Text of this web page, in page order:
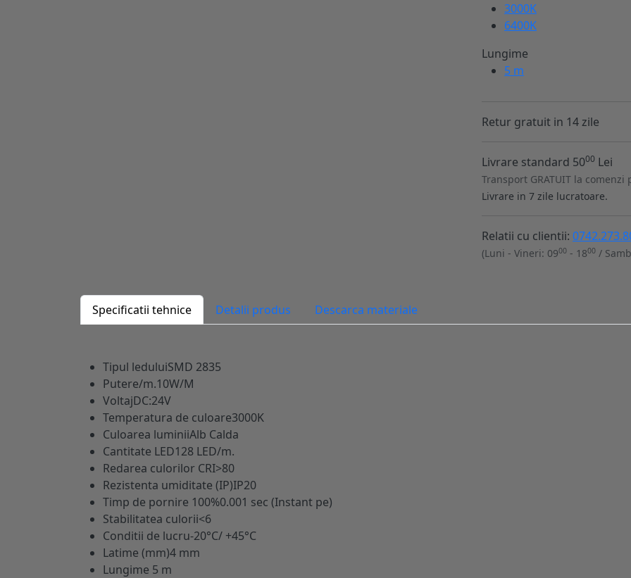
3000K
6400K
Lungime
5 m
Retur gratuit in 14 zile
Livrare standard 5000 Lei
Transport GRATUIT la comenzi
Livrare in 7 zile lucratoare.
Relatii cu clientii:
(Luni - Vineri: 0900 - 1800 /
Specificatii tehnice Detalii produs Descarca materiale
Tipul leduluiSMD 2835
Putere/m.10W/M
VoltajDC:24V
Temperatura de culoare3000K
Culoarea luminiiAlb Calda
Cantitate LED128 LED/m.
Redarea culorilor CRI>80
Rezistenta umiditate (IP)IP20
Timp de pornire 100%0.001 sec (Instant pe)
Stabilitatea culorii<6
Conditii de lucru-20°C/ +45°C
Latime (mm)4 mm
Lungime 5 m